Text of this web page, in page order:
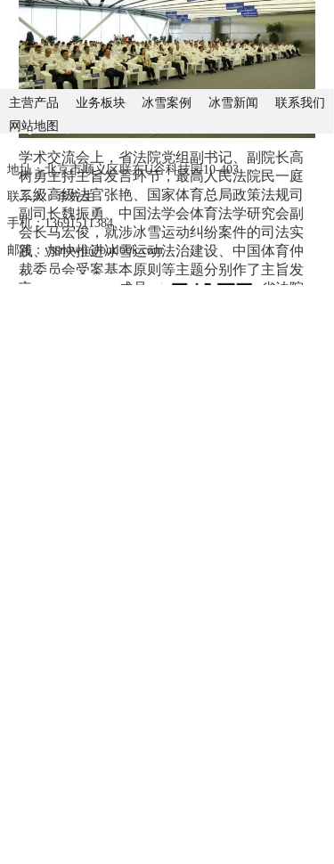
学术交流会上，省法院党组副书记、副院长高
树勇主持主旨发言环节，最高人民法院民一庭
二级高级法官张艳、国家体育总局政策法规司
副司长魏振勇、中国法学会体育法学研究会副
会长马宏俊，就涉冰雪运动纠纷案件的司法实
践、加快推进冰雪运动法治建设、中国体育仲
裁委员会受案基本原则等主题分别作了主旨发
言。省法院党组成员、副院长胡华军，省法院
主营产品 业务板块 冰雪案例 冰雪新闻
联系我们
网站地图
地址：北京市顺义区联东U谷科技园10-403
联系人：李先生
手机：13691511384
邮箱：yssnowji@outlook.com